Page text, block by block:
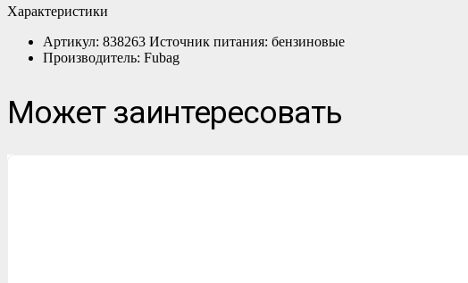
Характеристики
Артикул: 838263 Источник питания: бензиновые
Производитель: Fubag
Может заинтересовать